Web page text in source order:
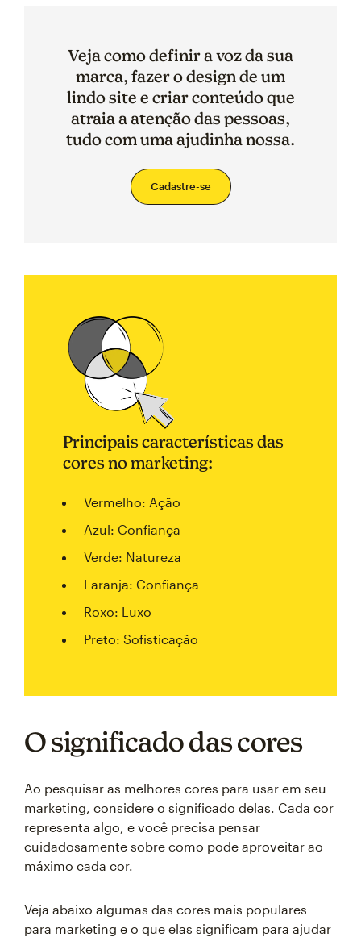
Veja como definir a voz da sua
marca, fazer o design de um
lindo site e criar conteúdo que
atraia a atenção das pessoas,
tudo com uma ajudinha nossa.
Cadastre-se
Principais características das
cores no marketing:
Vermelho: Ação
Azul: Confiança
Verde: Natureza
Laranja: Confiança
Roxo: Luxo
Preto: Sofisticação
O significado das cores
Ao pesquisar as melhores cores para usar em seu
marketing, considere o significado delas. Cada cor
representa algo, e você precisa pensar
cuidadosamente sobre como pode aproveitar ao
máximo cada cor.
Veja abaixo algumas das cores mais populares
para marketing e o que elas significam para ajudar